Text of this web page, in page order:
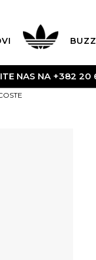
BUZZ
+382 20 690 200